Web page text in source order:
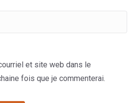
et site web dans le
fois que je commenterai.